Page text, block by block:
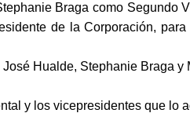
Braga como
de la Corporación,
Hualde, Stephanie Braga
y los vicepresidentes que lo